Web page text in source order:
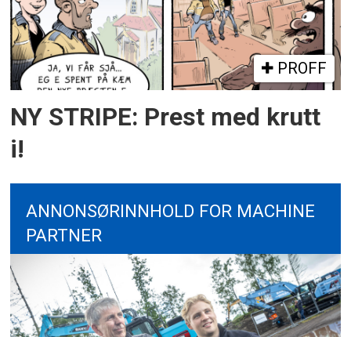
PROFF
NY STRIPE: Prest med krutt
i!
ANNONSØRINNHOLD FOR MACHINE
PARTNER